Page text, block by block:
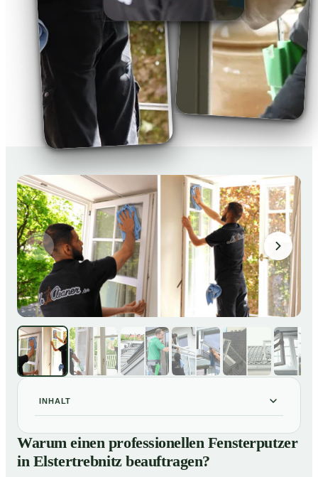
INHALT
Warum einen professionellen Fensterputzer in
Elstertrebnitz beauftragen?
Darum lohnt sich ein Fensterputzer in Elstertrebnitz
Warum einen professionellen Fensterputzer
in Elstertrebnitz beauftragen?